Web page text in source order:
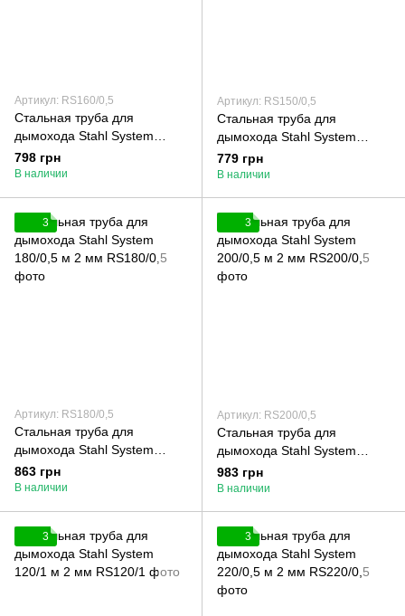
Артикул: RS160/0,5
Стальная труба для
дымохода Stahl System
160/0,5 м 2 мм
798 грн
В наличии
Артикул: RS150/0,5
Стальная труба для
дымохода Stahl System
150/0,5 м 2 мм
779 грн
В наличии
3
Артикул: RS180/0,5
Стальная труба для
дымохода Stahl System
180/0,5 м 2 мм
863 грн
В наличии
3
Артикул: RS200/0,5
Стальная труба для
дымохода Stahl System
200/0,5 м 2 мм
983 грн
В наличии
3 3